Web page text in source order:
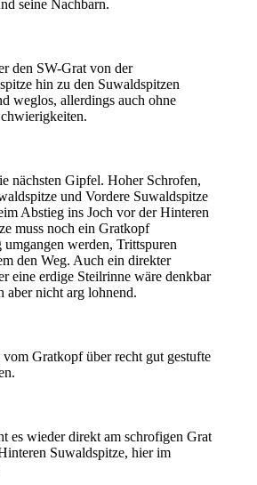
seine Nachbarn.
den SW-Grat von der
hin zu den Suwaldspitzen
weglos, allerdings auch ohne
nächsten Gipfel. Hoher Schrofen,
und Vordere Suwaldspitze
Abstieg ins Joch vor der Hinteren
muss noch ein Gratkopf
umgangen werden, Trittspuren
den Weg. Auch ein direkter
eine erdige Steilrinne wäre denkbar
aber nicht arg lohnend.
Gratkopf über recht gut gestufte
es wieder direkt am schrofigen Grat
Suwaldspitze, hier im